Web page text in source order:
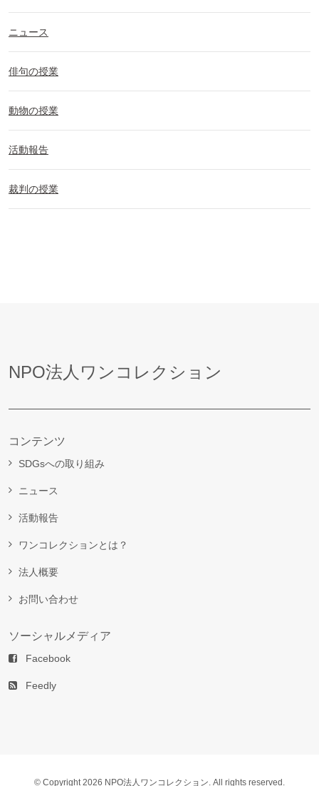
ニュース
俳句の授業
動物の授業
活動報告
裁判の授業
NPO法人ワンコレクション
コンテンツ
SDGsへの取り組み
ニュース
活動報告
ワンコレクションとは？
法人概要
お問い合わせ
ソーシャルメディア
Facebook
Feedly
© Copyright 2026 NPO法人ワンコレクション. All rights reserved.